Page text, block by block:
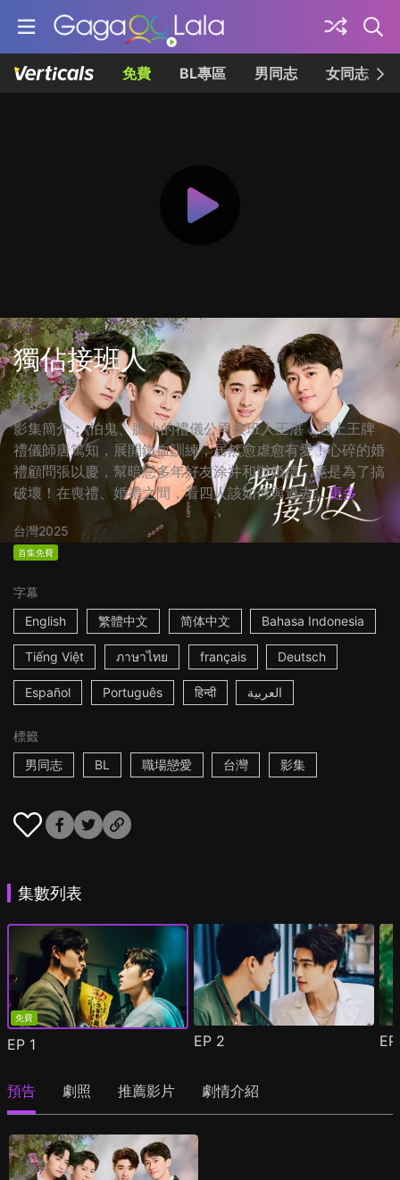
免費 BL專區 男同志 女同志
獨佔接班人
共12集
影集簡介： 怕鬼、膽小的禮儀公司接班人王湛，遇上王牌
禮儀師唐篤知，展開鐵血訓練，居然愈虐愈有愛！心碎的婚
禮顧問張以慶，幫暗戀多年好友涂井和辦婚禮，竟是為了搞
破壞！在喪禮、婚禮之間，看四人該如何與過去... 更多
台灣2025
首集免費
字幕
English
繁體中文 简体中文 Bahasa Indonesia
Tiếng Việt ภาษาไทย français Deutsch
Español Português हिन्दी العربية
標籤
男同志
BL 職場戀愛 台灣 影集
集數列表
免費
EP 1 EP 2
預告 劇照 推薦影片 劇情介紹